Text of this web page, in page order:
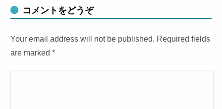
コメントをどうぞ
Your email address will not be published. Required fields
are marked*